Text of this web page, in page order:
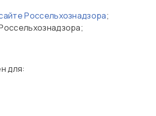
Россельхознадзора;
для: